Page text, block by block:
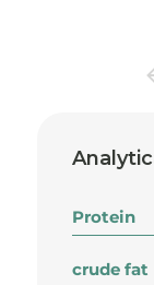
Protein
crude fat